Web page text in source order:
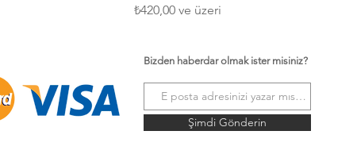
₺420,00 ve üzeri
İndirimli Fiyat
Bizden haberdar olmak ister misiniz?
Şimdi Gönderin